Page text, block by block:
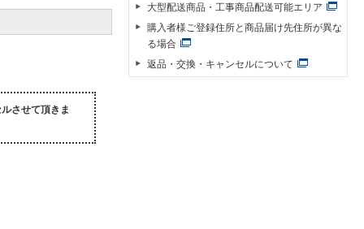
させて頂きま
大型配送商品・工事商品配送可能エリア
購入者様ご登録住所と商品届け先住所が異な
る場合
返品・交換・キャンセルについて